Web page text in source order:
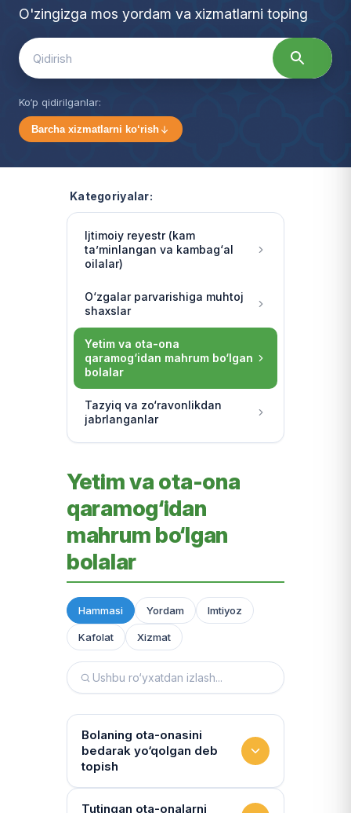
O'zingizga mos yordam va xizmatlarni toping
Search
for:
Ko‘p qidirilganlar:
Barcha xizmatlarni ko‘rish
Kategoriyalar:
Ijtimoiy reyestr (kam
ta’minlangan va kambag‘al
oilalar)
O‘zgalar parvarishiga muhtoj
shaxslar
Yetim va ota-ona
qaramog‘idan mahrum bo‘lgan
bolalar
Tazyiq va zo‘ravonlikdan
jabrlanganlar
Yetim va ota-ona
qaramog‘idan
mahrum bo‘lgan
bolalar
Hammasi Yordam Imtiyoz
Kafolat Xizmat
Bolaning ota-onasini
bedarak yo‘qolgan deb
topish
Hujjatlarni tiklash xizmati
Tutingan ota-onalarni